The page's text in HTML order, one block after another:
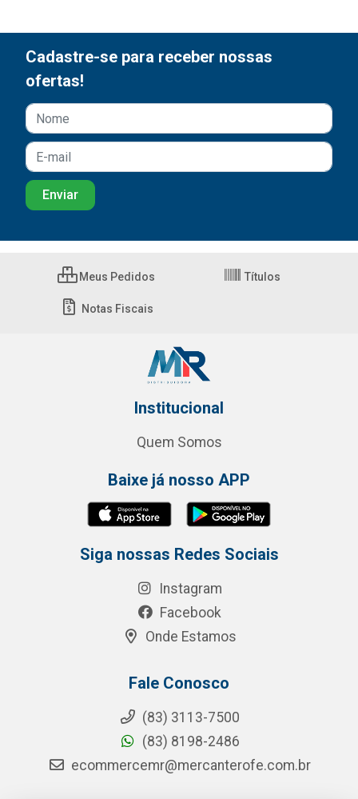
Cadastre-se para receber nossas
ofertas!
Meus Pedidos Títulos
Notas Fiscais
Institucional
Quem Somos
Baixe já nosso APP
Siga nossas Redes Sociais
Instagram
Facebook
Onde Estamos
Fale Conosco
(83) 3113-7500
(83) 8198-2486
ecommercemr@mercanterofe.com.br